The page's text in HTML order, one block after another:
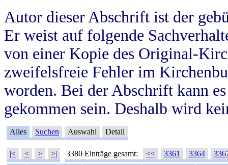
Autor dieser Abschrift ist der
Er weist auf folgende
von einer Kopie des Original-
zweifelsfreie Fehler im
worden. Bei der Abschrift kann
gekommen sein. Deshalb wird
Alles Suchen Auswahl Detail
|< < > >| 3380 Einträge gesamt: << 3361 3364